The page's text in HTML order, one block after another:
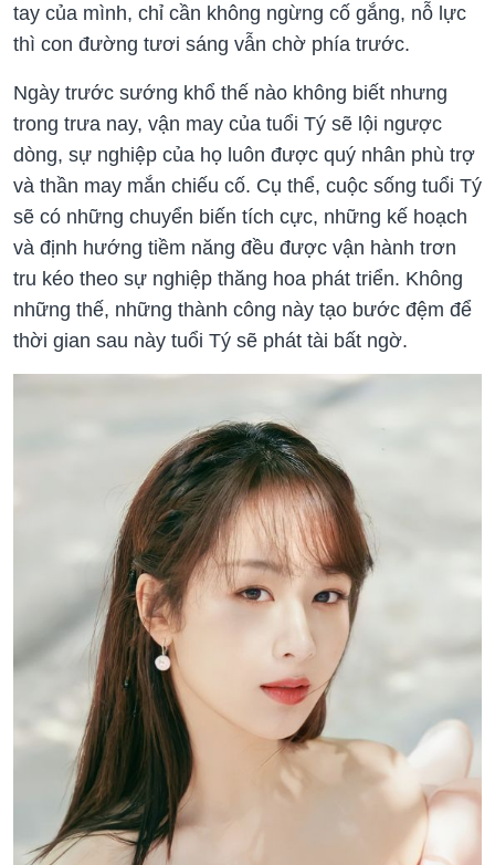
tay của mình, chỉ cần không ngừng cố gắng, nỗ lực
thì con đường tươi sáng vẫn chờ phía trước.
Ngày trước sướng khổ thế nào không biết nhưng
trong trưa nay, vận may của tuổi Tý sẽ lội ngược
dòng, sự nghiệp của họ luôn được quý nhân phù trợ
và thần may mắn chiếu cố. Cụ thể, cuộc sống tuổi Tý
sẽ có những chuyển biến tích cực, những kế hoạch
và định hướng tiềm năng đều được vận hành trơn
tru kéo theo sự nghiệp thăng hoa phát triển. Không
những thế, những thành công này tạo bước đệm để
thời gian sau này tuổi Tý sẽ phát tài bất ngờ.